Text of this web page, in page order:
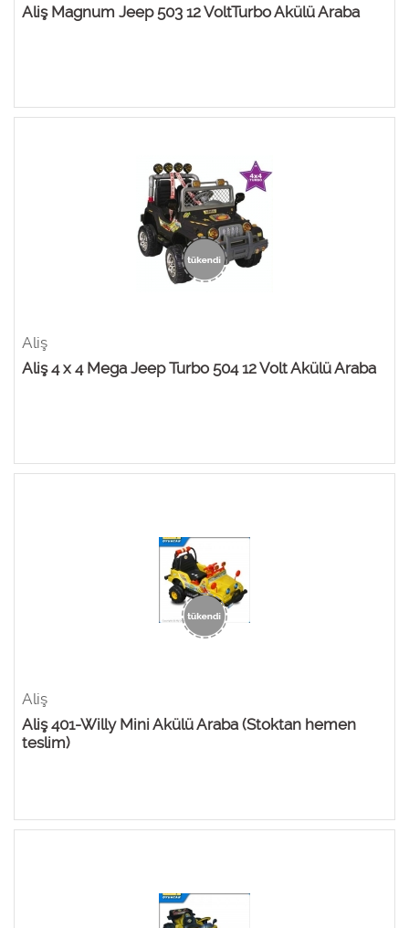
Aliş Magnum Jeep 503 12 VoltTurbo Akülü Araba
Aliş
Aliş 4 x 4 Mega Jeep Turbo 504 12 Volt Akülü Araba
Aliş
Aliş 401-Willy Mini Akülü Araba (Stoktan hemen
teslim)